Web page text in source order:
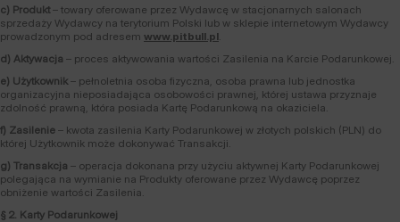
c) Produkt– towary oferowane przez Wydawcę w stacjonarnych salonach
sprzedaży Wydawcy na terytorium Polski lub w sklepie internetowym Wydawcy
prowadzonym pod adresem www.pitbull.pl.
d) Aktywacja – proces aktywowania wartości Zasilenia na Karcie Podarunkowej.
e) Użytkownik– pełnoletnia osoba fizyczna, osoba prawna lub jednostka
organizacyjna nieposiadająca osobowości prawnej, której ustawa przyznaje
zdolność prawną, która posiada Kartę Podarunkową na okaziciela.
f) Zasilenie – kwota zasilenia Karty Podarunkowej w złotych polskich (PLN) do
której Użytkownik może dokonywać Transakcji.
g) Transakcja – operacja dokonana przy użyciu aktywnej Karty Podarunkowej
polegająca na wymianie na Produkty oferowane przez Wydawcę poprzez
obniżenie wartości Zasilenia.
§ 2. Karty Podarunkowej